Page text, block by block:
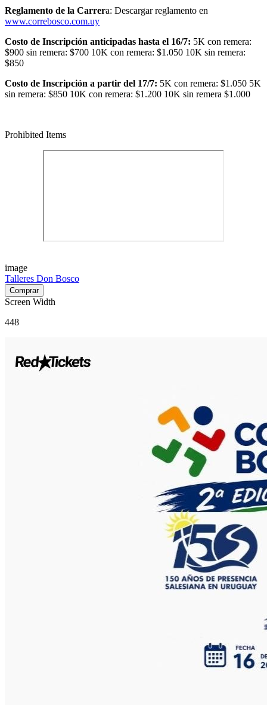
Reglamento de la Carrera: Descargar reglamento en
www.correbosco.com.uy
Costo de Inscripción anticipadas hasta el 16/7: 5K con remera:
$900 sin remera: $700 10K con remera: $1.050 10K sin remera:
$850
Costo de Inscripción a partir del 17/7: 5K con remera: $1.050 5K
sin remera: $850 10K con remera: $1.200 10K sin remera $1.000
Prohibited Items
image
Talleres Don Bosco
Screen Width
448